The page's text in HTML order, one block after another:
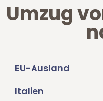
Umzug
EU-Ausland
Italien